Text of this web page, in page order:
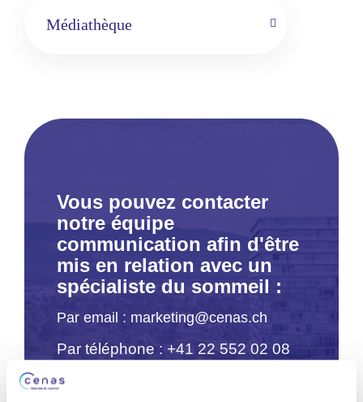
Médiathèque
Vous pouvez contacter
notre équipe
communication afin d'être
mis en relation avec un
spécialiste du sommeil :
Par email : marketing@cenas.ch
Par téléphone : +41 22 552 02 08